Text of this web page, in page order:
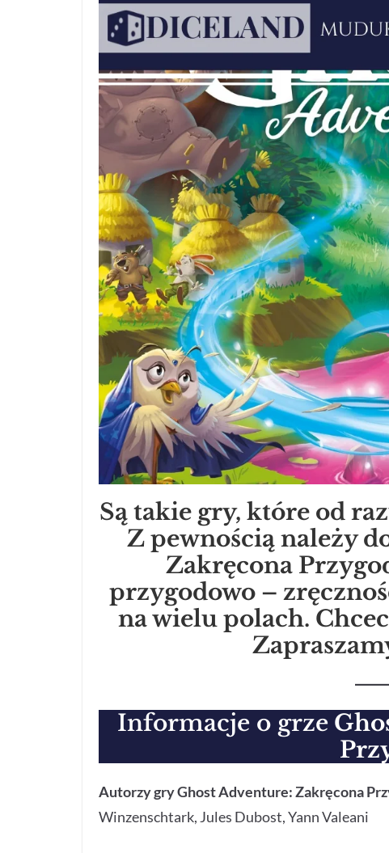
Są takie gry, które od
Z pewnością należy
Zakręcona
przygodowo –
na wielu polach.
Informacje o grze
Autorzy gry Ghost Adventure: Zakręcona
Winzenschtark, Jules Dubost, Yann Valeani